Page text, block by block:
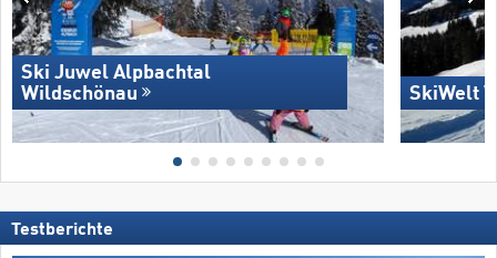
Ski Juwel Alpbachtal
Wildschönau
SkiWelt
Testberichte